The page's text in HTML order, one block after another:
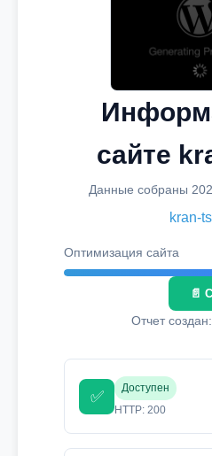
сайте
Данные собраны
kran-
Оптимизация сайта
📄
Отчет
✅
Доступен
HTTP: 200